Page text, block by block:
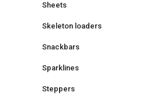
Sheets
Skeleton loaders
Snackbars
Sparklines
Steppers